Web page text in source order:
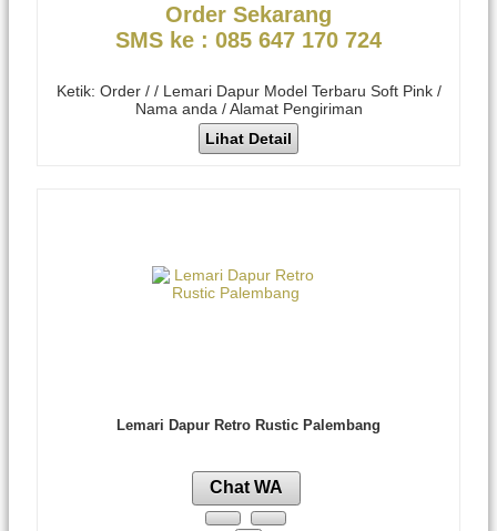
Order Sekarang
SMS ke : 085 647 170 724
Ketik: Order / / Lemari Dapur Model Terbaru Soft Pink /
Nama anda / Alamat Pengiriman
Lihat Detail
Lemari Dapur Retro Rustic Palembang
Chat WA